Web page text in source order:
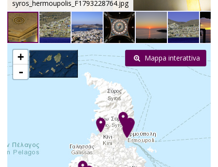
syros_hermoupolis_F1793228764.jpg
+
-
Mappa interattiva